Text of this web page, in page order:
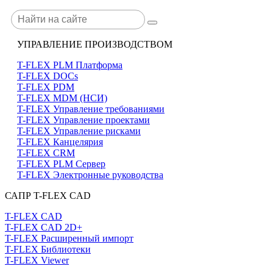
УПРАВЛЕНИЕ ПРОИЗВОДСТВОМ
T-FLEX PLM Платформа
T-FLEX DOCs
T-FLEX PDM
T-FLEX MDM (НСИ)
T-FLEX Управление требованиями
T-FLEX Управление проектами
T-FLEX Управление рисками
T-FLEX Канцелярия
T-FLEX CRM
T-FLEX PLM Сервер
T-FLEX Электронные руководства
САПР T-FLEX CAD
T-FLEX CAD
T-FLEX CAD 2D+
T-FLEX Расширенный импорт
T-FLEX Библиотеки
T-FLEX Viewer